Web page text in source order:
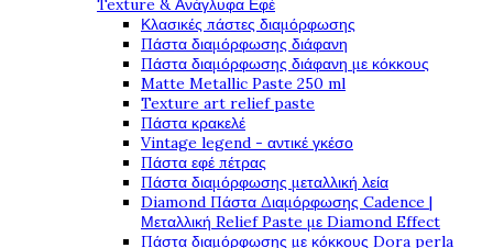
Texture & Ανάγλυφα Εφέ
Κλασικές πάστες διαμόρφωσης
Πάστα διαμόρφωσης διάφανη
Πάστα διαμόρφωσης διάφανη με κόκκους
Matte Metallic Paste 250 ml
Texture art relief paste
Πάστα κρακελέ
Vintage legend - αντικέ γκέσο
Πάστα εφέ πέτρας
Πάστα διαμόρφωσης μεταλλική λεία
Diamond Πάστα Διαμόρφωσης Cadence |
Μεταλλική Relief Paste με Diamond Effect
Πάστα διαμόρφωσης με κόκκους Dora perla